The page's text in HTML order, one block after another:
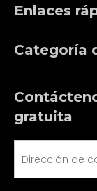
Enlaces
Categoría
gratuita